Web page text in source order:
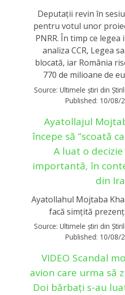
Deputații revin în
pentru votul unor
PNRR. În timp ce
analiza CCR, Legea
blocată, iar România
770 de milioane de
Source: Ultimele știri din
Published: 10/08/
Ayatollajul
începe să ”scoată
A luat o
importantă, în
din
Ayatollahul Mojtaba
facă simțită
Source: Ultimele știri din
Published: 10/08/
VIDEO Scandal
avion care urma să
Doi bărbați s-au